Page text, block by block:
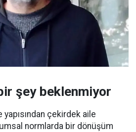
şey beklenmiyor
çekirdek aile
normlarda bir dönüşüm